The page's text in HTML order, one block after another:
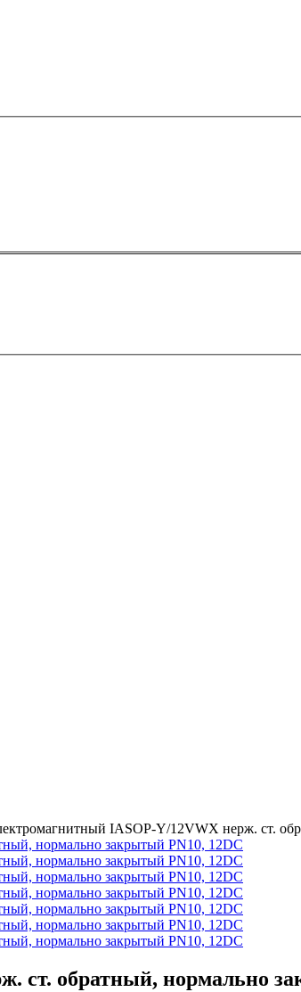
IASOP-Y/12VWX нерж. ст.
ст. обратный, нормально